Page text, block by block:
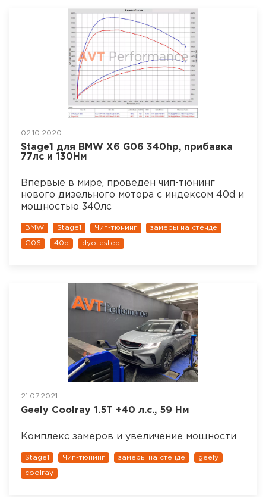
02.10.2020
Stage1 для BMW X6 G06 340hp, прибавка
77лс и 130Нм
Впервые в мире, проведен чип-тюнинг
нового дизельного мотора с индексом 40d и
мощностью 340лс
BMW Stage1 Чип-тюнинг замеры на стенде
G06 40d dyotested
21.07.2021
Geely Coolray 1.5T +40 л.с., 59 Нм
Комплекс замеров и увеличение мощности
Stage1 Чип-тюнинг замеры на стенде geely
coolray